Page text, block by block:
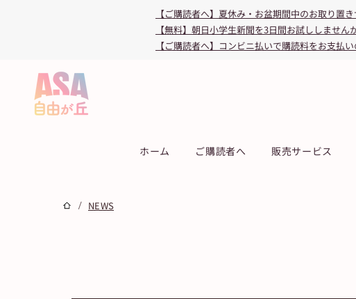
【ご購読者へ】夏休み・お盆期間中のお取り置
【無料】朝日小学生新聞を3日間お試ししません
【ご購読者へ】コンビニ払いで購読料をお支払
ホーム ご購読者へ 販売サービス
/ NEWS